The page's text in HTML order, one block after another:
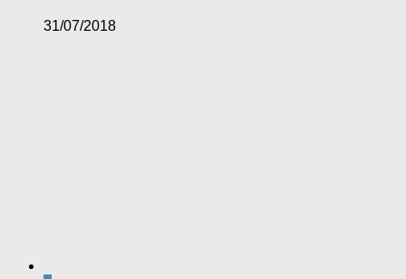
31/07/2018